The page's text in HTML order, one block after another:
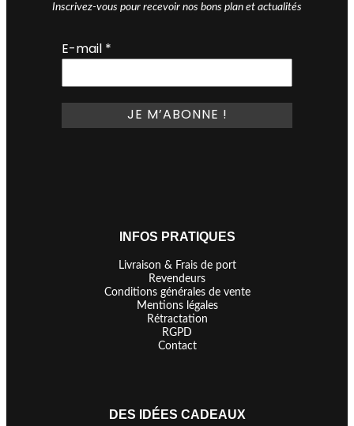
DES IDÉES CADEAUX
INFOS PRATIQUES
Livraison & Frais de port
Revendeurs
Conditions générales de vente
Mentions légales
Rétractation
RGPD
Contact
Inscrivez-vous pour recevoir nos bons plan et actualités
E-mail *